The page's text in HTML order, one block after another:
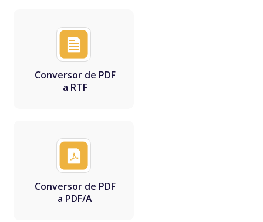
Conversor de PDF
a RTF
Conversor de PDF
a PDF/A